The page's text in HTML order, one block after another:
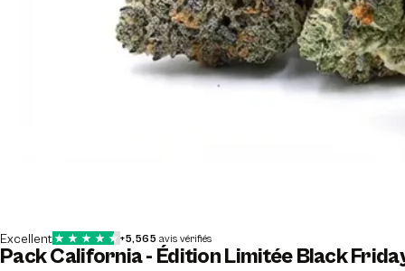
Pack California - Édition Limitée Black